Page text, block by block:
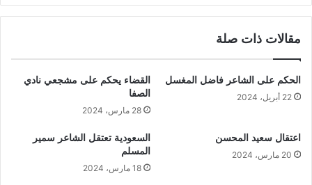
مقالات ذات صلة
الحكم على الشاعر فاضل المغسل
22 أبريل، 2024
القضاء يحكم على مشجعي نادي
الصفا
28 مارس، 2024
اعتقال سعيد المحسن
20 مارس، 2024
السعودية تعتقل الشاعر سمير
المسلم
18 مارس، 2024